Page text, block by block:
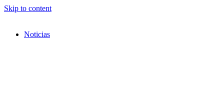
Skip to content
Noticias